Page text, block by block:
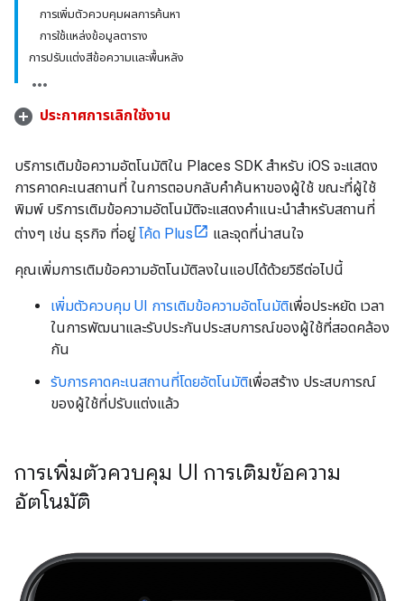
การเพิ่มตัวควบคุมผลการค้นหา
การใช้แหล่งข้อมูลตาราง
การปรับแต่งสีข้อความและพื้นหลัง
ประกาศการเลิกใช้งาน
บริการเติมข้อความอัตโนมัติใน Places SDK สำหรับ iOS จะแสดง
การคาดคะเนสถานที่ ในการตอบกลับคำค้นหาของผู้ใช้ ขณะที่ผู้ใช้
พิมพ์ บริการเติมข้อความอัตโนมัติจะแสดงคำแนะนำสำหรับสถานที่
ต่างๆ เช่น ธุรกิจ ที่อยู่โค้ด Plus และจุดที่น่าสนใจ
คุณเพิ่มการเติมข้อความอัตโนมัติลงในแอปได้ด้วยวิธีต่อไปนี้
เพิ่มตัวควบคุม UI การเติมข้อความอัตโนมัติเพื่อประหยัด เวลา
ในการพัฒนาและรับประกันประสบการณ์ของผู้ใช้ที่สอดคล้อง
กัน
รับการคาดคะเนสถานที่โดยอัตโนมัติเพื่อสร้าง ประสบการณ์
ของผู้ใช้ที่ปรับแต่งแล้ว
การเพิ่มตัวควบคุม UI การเติมข้อความ
อัตโนมัติ